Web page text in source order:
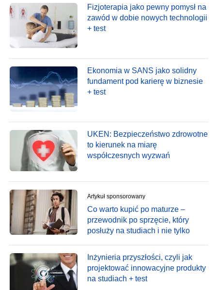
Fizjoterapia jako pewny pomysł na
zawód w dobie nowych technologii
+ test
Ekonomia w SANS jako solidny
fundament pod karierę w biznesie
+ test
UKEN: Bezpieczeństwo zdrowotne
to kierunek na miarę
współczesnych wyzwań
Artykuł sponsorowany
Co warto kupić po maturze –
przewodnik po sprzęcie, który
posłuży na studiach i nie tylko
Inżynieria przyszłości, czyli jak
projektować innowacyjne produkty
na studiach + test